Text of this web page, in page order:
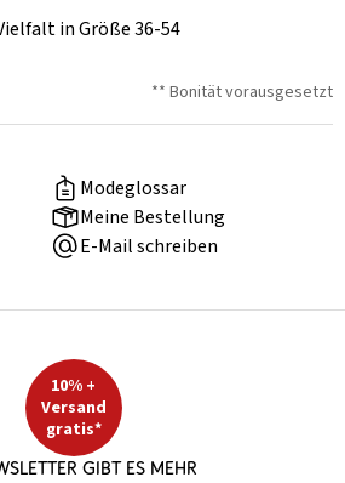
in Größe 36-54
** Bonität vorausgesetzt
Modeglossar
Meine Bestellung
E-Mail schreiben
10% +
Versand
gratis*
gibt es mehr